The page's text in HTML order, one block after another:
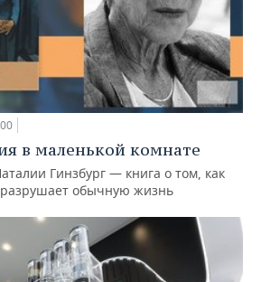
в маленькой комнате
Гинзбург — книга о том, как
обычную жизнь